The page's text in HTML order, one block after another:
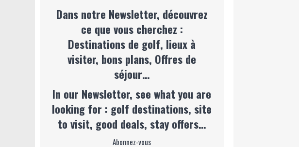
Dans notre Newsletter, découvrez
ce que vous cherchez :
Destinations de golf, lieux à
visiter, bons plans, Offres de
séjour…
In our Newsletter, see what you are
looking for : golf destinations, site
to visit, good deals, stay offers…
Abonnez-vous